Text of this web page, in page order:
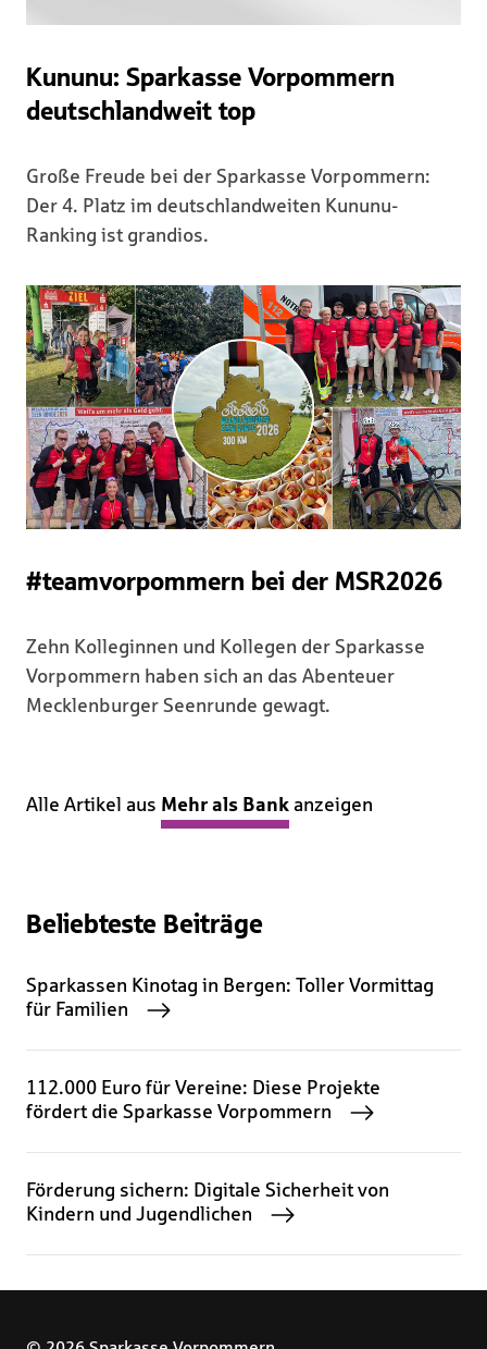
Kununu: Sparkasse Vorpommern
deutschlandweit top
Große Freude bei der Sparkasse Vorpommern:
Der 4. Platz im deutschlandweiten Kununu-
Ranking ist grandios.
#teamvorpommern bei der MSR2026
Zehn Kolleginnen und Kollegen der Sparkasse
Vorpommern haben sich an das Abenteuer
Mecklenburger Seenrunde gewagt.
Alle Artikel aus Mehr als Bank anzeigen
Beliebteste Beiträge
Sparkassen Kinotag in Bergen: Toller Vormittag
für Familien
112.000 Euro für Vereine: Diese Projekte
fördert die Sparkasse Vorpommern
Förderung sichern: Digitale Sicherheit von
Kindern und Jugendlichen